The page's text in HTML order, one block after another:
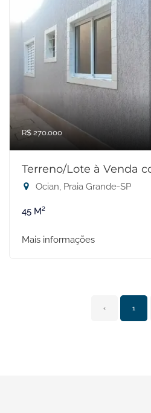
R$ 270.000
Terreno/Lote à Venda
Ocian, Praia Grande-SP
45 M²
Mais informações
‹ 1